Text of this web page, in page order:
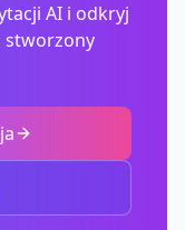
AI i odkryj
stworzony